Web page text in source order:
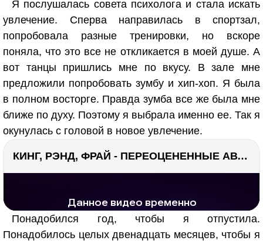
Я послушалась совета психолога и стала искать
увлечение. Сперва направилась в спортзал,
попробовала разные тренировки, но вскоре
поняла, что это все не откликается в моей душе. А
вот танцы пришлись мне по вкусу. В зале мне
предложили попробовать зумбу и хип-хоп. Я была
в полном восторге. Правда зумба все же была мне
ближе по духу. Поэтому я выбрала именно ее. Так я
окунулась с головой в новое увлечение.
КИНГ, РЭНД, ФРАЙ - ПЕРЕОЦЕНЕННЫЕ АВТОРЫ? ¯\_(ツ)_/¯
Понадобился год, чтобы я отпустила.
Понадобилось целых двенадцать месяцев, чтобы я